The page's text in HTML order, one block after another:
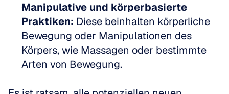
Manipulative und körperbasierte
Praktiken: Diese beinhalten körperliche
Bewegung oder Manipulationen des
Körpers, wie Massagen oder bestimmte
Arten von Bewegung.